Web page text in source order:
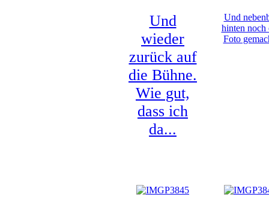
Und
wieder
zurück auf
die Bühne.
Wie gut,
dass ich
da...
Und
hinten noch
Foto